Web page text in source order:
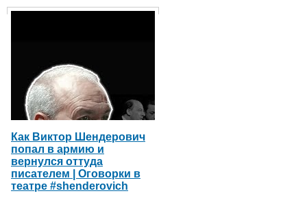
Как Виктор Шендерович
попал в армию и
вернулся оттуда
писателем | Оговорки в
театре #shenderovich